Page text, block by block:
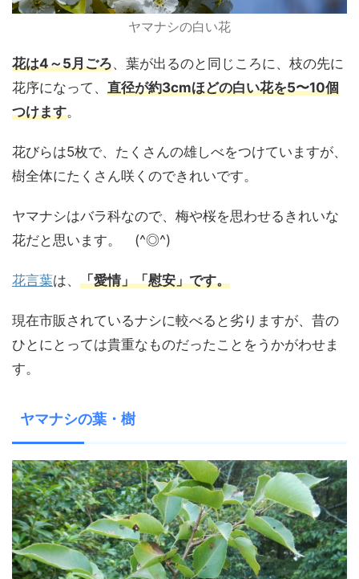
ヤマナシの白い花
花は4～5月ごろ、葉が出るのと同じころに、枝の先に
花序になって、 直径が約3cmほどの白い花を5〜10個
つけます。
花びらは5枚で、たくさんの雄しべをつけていますが、
樹全体にたくさん咲くのできれいです。
ヤマナシはバラ科なので、梅や桜を思わせるきれいな
花だと思います。 (^◎^)
花言葉は、 「愛情」「慰安」です。
現在市販されているナシに較べると劣りますが、昔の
ひとにとっては貴重なものだったことをうかがわせま
す。
ヤマナシの葉・樹